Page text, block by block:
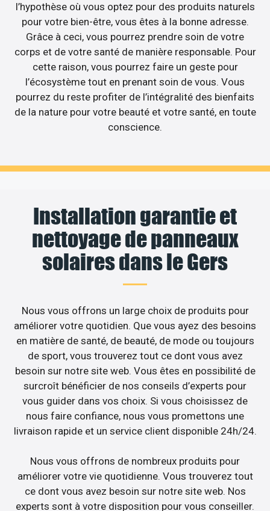
l’hypothèse où vous optez pour des produits naturels
pour votre bien-être, vous êtes à la bonne adresse.
Grâce à ceci, vous pourrez prendre soin de votre
corps et de votre santé de manière responsable. Pour
cette raison, vous pourrez faire un geste pour
l’écosystème tout en prenant soin de vous. Vous
pourrez du reste profiter de l’intégralité des bienfaits
de la nature pour votre beauté et votre santé, en toute
conscience.
Installation garantie et
nettoyage de panneaux
solaires dans le Gers
Nous vous offrons un large choix de produits pour
améliorer votre quotidien. Que vous ayez des besoins
en matière de santé, de beauté, de mode ou toujours
de sport, vous trouverez tout ce dont vous avez
besoin sur notre site web. Vous êtes en possibilité de
surcroît bénéficier de nos conseils d’experts pour
vous guider dans vos choix. Si vous choisissez de
nous faire confiance, nous vous promettons une
livraison rapide et un service client disponible 24h/24.
Nous vous offrons de nombreux produits pour
améliorer votre vie quotidienne. Vous trouverez tout
ce dont vous avez besoin sur notre site web. Nos
experts sont à votre disposition pour vous conseiller.